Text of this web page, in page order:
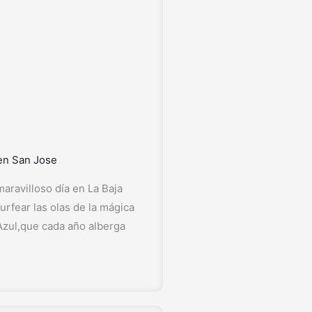
San Jose
día en La Baja
las olas de la mágica
cada año alberga